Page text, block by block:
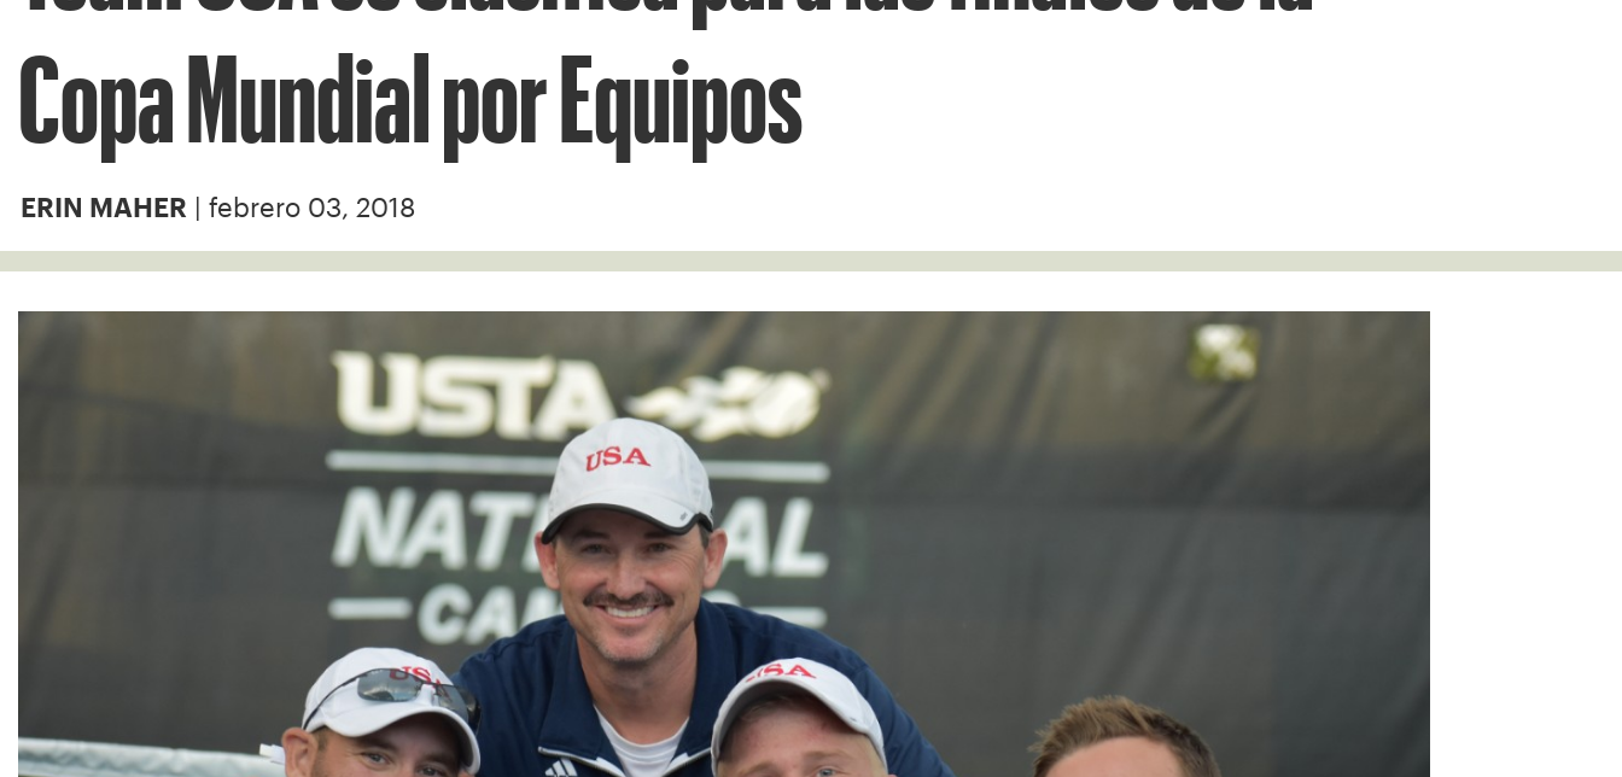
Copa Mundial por Equipos
ERIN MAHER | febrero 03, 2018